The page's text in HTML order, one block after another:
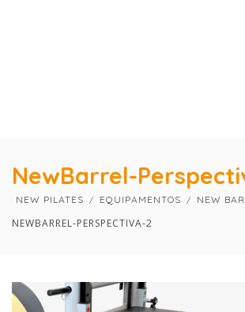
NewBarrel-
NEW PILATES EQUIPAMENTOS NEW
NEWBARREL-PERSPECTIVA-2